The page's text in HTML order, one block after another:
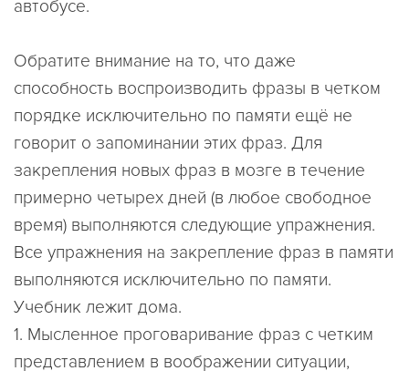
автобусе.
Обратите внимание на то, что даже
способность воспроизводить фразы в четком
порядке исключительно по памяти ещё не
говорит о запоминании этих фраз. Для
закрепления новых фраз в мозге в течение
примерно четырех дней (в любое свободное
время) выполняются следующие упражнения.
Все упражнения на закрепление фраз в памяти
выполняются исключительно по памяти.
Учебник лежит дома.
1. Мысленное проговаривание фраз с четким
представлением в воображении ситуации,